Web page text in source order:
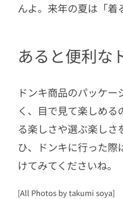
んよ。来年の夏は「着
あると便利な
ドンキ商品のパッケ
く、目で見て楽しめる
る楽しさや選ぶ楽しさ
ひ、ドンキに行った際
けてみてくださいね。
[All Photos by takumi soya]